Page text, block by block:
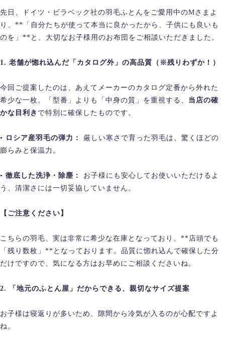
先日、ドイツ・ビラベック社の羽毛ふとんをご愛用中のMさまよ
り、**「自分たちが使って本当に良かったから、子供にも良いも
のを」**と、大切なお子様用のお布団をご相談いただきました。
1. 老舗が惚れ込んだ「カタログ外」の高品質（※残りわずか！）
今回ご提案したのは、あえてメーカーのカタログ定番から外れた
希少な一枚。「型番」よりも「中身の質」を重視する、 当店の確
かな目利き で特別に確保したものです。
• ロシア産羽毛の弾力：
厳しい寒さで育った羽毛は、驚くほどの
膨らみと保温力。
• 徹底した洗浄・除塵：
お子様にも安心してお使いいただけるよ
う、清潔さには一切妥協していません。
【ご注意ください】
こちらの羽毛、実は非常に希少な在庫となっており、**店頭でも
「残り数枚」**となっております。品質に惚れ込んで確保した分
だけですので、気になる方はお早めにご相談くださいね。
2. 「地元のふとん屋」だからできる、親切なサイズ提案
お子様は寝返りが多いため、隙間から冷気が入るのが心配ですよ
ね。